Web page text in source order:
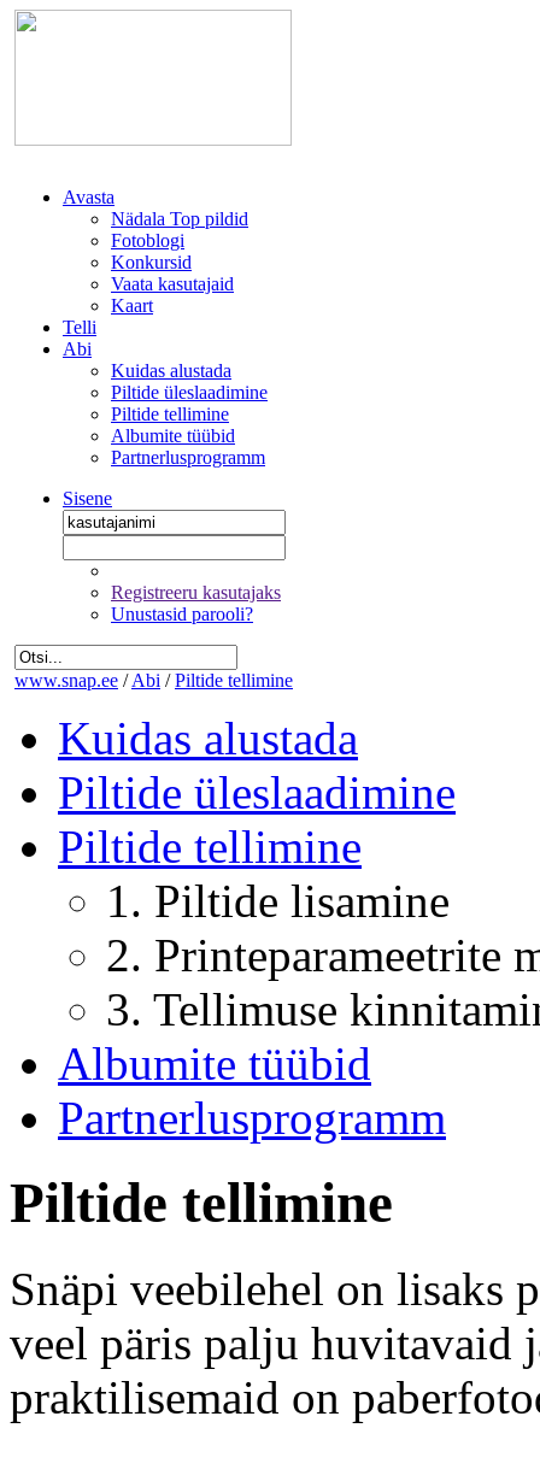
Avasta
Nädala Top pildid
Fotoblogi
Konkursid
Vaata kasutajaid
Kaart
Telli
Abi
Kuidas alustada
Piltide üleslaadimine
Piltide tellimine
Albumite tüübid
Partnerlusprogramm
Sisene
Registreeru kasutajaks
Unustasid parooli?
www.snap.ee / Abi / Piltide tellimine
Kuidas alustada
Piltide üleslaadimine
Piltide tellimine
1. Piltide lisamine
2. Printeparameetrite
3. Tellimuse
Albumite tüübid
Partnerlusprogramm
Piltide tellimine
Snäpi veebilehel on lisaks
veel päris palju huvitavaid
praktilisemaid on